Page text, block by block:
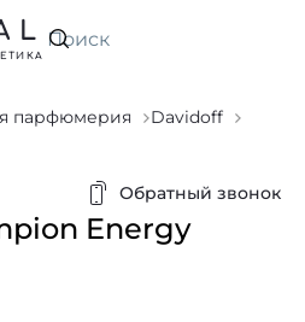
Искать
парфюмерия
Davidoff
Обратный звонок
Energy